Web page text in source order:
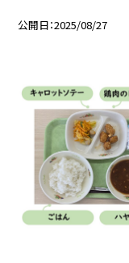
公開日 2025/08/27